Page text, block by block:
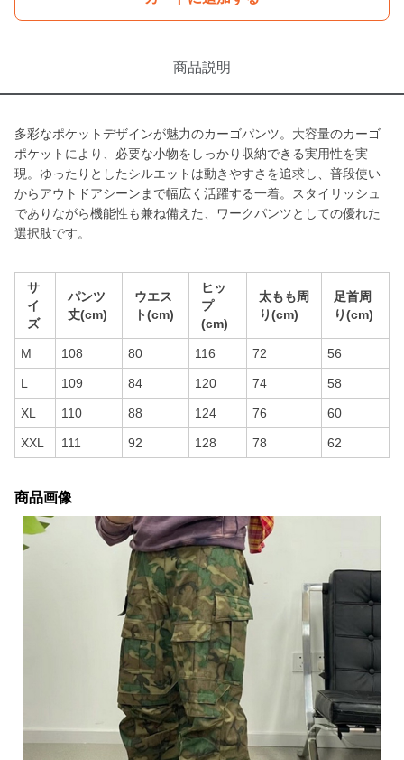
商品説明
多彩なポケットデザインが魅力のカーゴパンツ。大容量のカーゴ
ポケットにより、必要な小物をしっかり収納できる実用性を実
現。ゆったりとしたシルエットは動きやすさを追求し、普段使い
からアウトドアシーンまで幅広く活躍する一着。スタイリッシュ
でありながら機能性も兼ね備えた、ワークパンツとしての優れた
選択肢です。
サ
イ
ズ
パンツ
丈(cm)
ウエス
ト(cm)
ヒッ
プ
(cm)
太もも周
り(cm)
足首周
り(cm)
M 108 80 116 72 56
L 109 84 120 74 58
XL 110 88 124 76 60
XXL 111 92 128 78 62
商品画像